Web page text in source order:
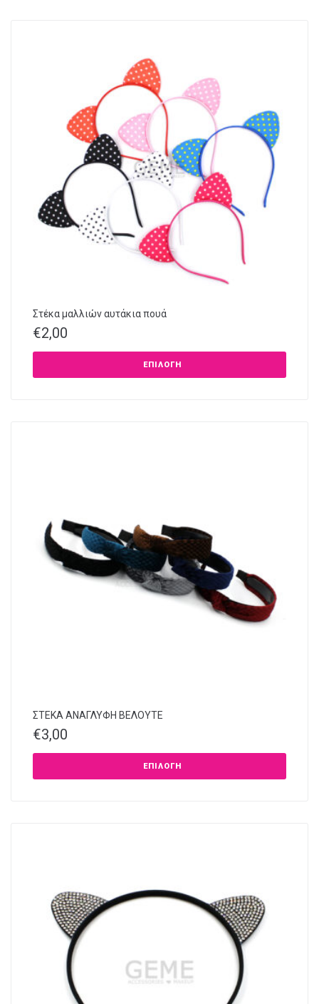
Στέκα μαλλιών αυτάκια πουά
€2,00
ΕΠΙΛΟΓΉ
ΣΤΕΚΑ ΑΝΑΓΛΥΦΗ ΒΕΛΟΥΤΕ
€3,00
ΕΠΙΛΟΓΉ